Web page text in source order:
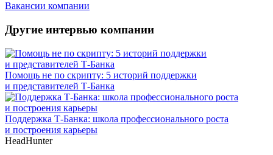
Вакансии компании
Другие интервью компании
Помощь не по скрипту: 5 историй поддержки
и представителей Т-Банка
Поддержка Т-Банка: школа профессионального роста
и построения карьеры
HeadHunter